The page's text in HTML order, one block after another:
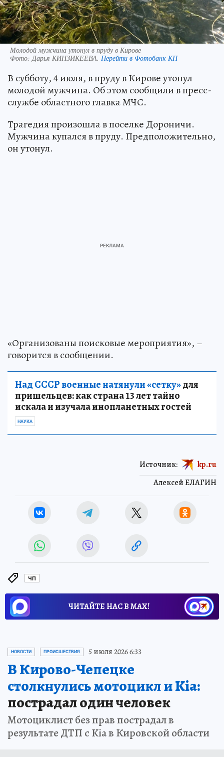
Молодой мужчина утонул в пруду в Кирове
Фото:Дарья КИНЗИКЕЕВА. Перейти в Фотобанк КП
В субботу, 4 июля, в пруду в Кирове утонул
молодой мужчина. Об этом сообщили в пресс-
службе областного главка МЧС.
Трагедия произошла в поселке Дороничи.
Мужчина купался в пруду. Предположительно,
он утонул.
«Организованы поисковые мероприятия», –
говорится в сообщении.
Над СССР военные натянули «сетку»для
пришельцев: как страна 13 лет тайно
искала и изучала инопланетных гостей
НАУКА
Алексей ЕЛАГИН
Источник: kp.ru
ЧП
ЧИТАЙТЕ НАС В МАХ!
НОВОСТИ ПРОИСШЕСТВИЯ 5 июля 2026 6:33
В Кирово-Чепецке
столкнулись мотоцикл и Kia:
пострадал один человек
Мотоциклист без прав пострадал в
результате ДТП с Kia в Кировской области